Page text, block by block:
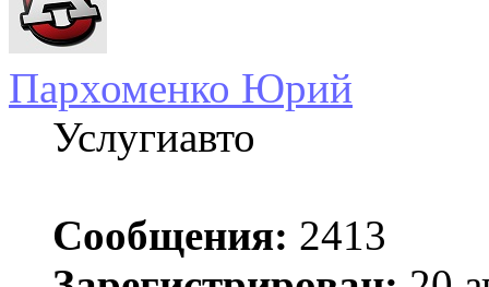
Пархоменко Юрий
Услугиавто
Сообщения: 2413